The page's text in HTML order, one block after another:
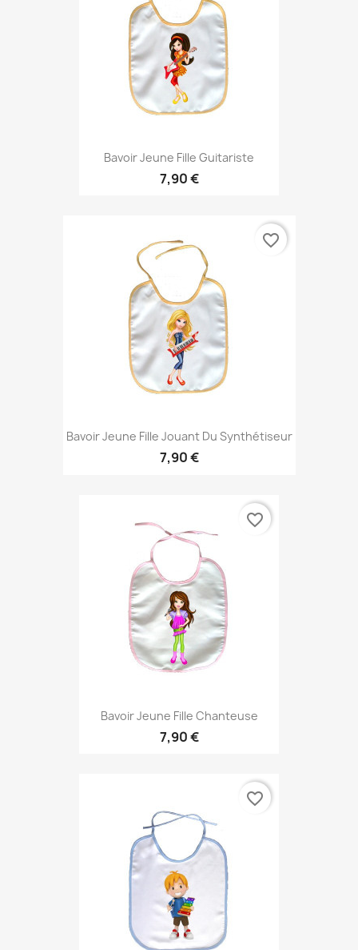
Bavoir Jeune Fille Guitariste
7,90 €
Bavoir Jeune Fille Jouant Du Synthétiseur
7,90 €
favorite_border
Bavoir Jeune Fille Chanteuse
7,90 €
favorite_border
favorite_border